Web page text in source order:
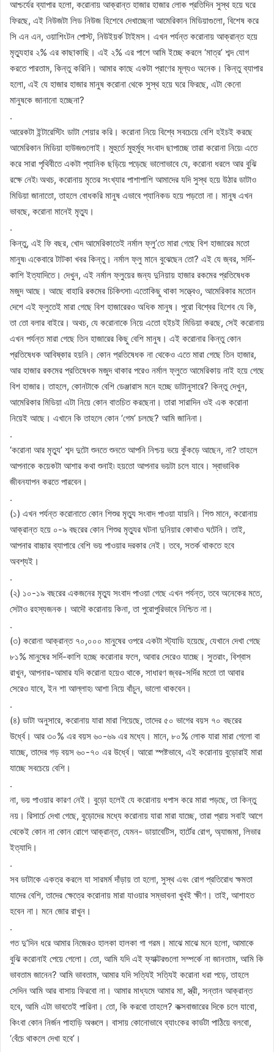
আশ্চর্যের ব্যাপার হলো, করোনায় আক্রান্ত হাজার হাজার লোক প্রতিদিন সুস্থ হয়ে ঘরে
ফিরছে, এই নিউজটা লিড নিউজ হিশেবে দেখাচ্ছেনা আমেরিকান মিডিয়াগুলো, বিশেষ করে
সি এন এন, ওয়াশিংটন পোস্ট, নিউইয়র্ক টাইমস। এখন পর্যন্ত করোনায় আক্রান্ত হয়ে
মৃত্যুহার ২% এর কাছাকাছি। এই ২% এর পাশে আমি ইচ্ছে করলে ‘মাত্র’ শব্দ যোগ
করতে পারতাম, কিন্তু করিনি। আমার কাছে একটা প্রাণের মূল্যও অনেক। কিন্তু ব্যাপার
হলো, এই যে হাজার হাজার মানুষ করোনা থেকে সুস্থ হয়ে ঘরে ফিরছে, এটা কেনো
মানুষকে জানানো হচ্ছেনা?
.
আরেকটা ইন্টারেস্টিং ডাটা শেয়ার করি। করোনা নিয়ে বিশ্বে সবচেয়ে বেশি হইচই করছে
আমেরিকান মিডিয়া হাউজগুলোই। মুহুর্তে মুহুর্মুহু সংবাদ ছাপাচ্ছে তারা করোনা নিয়ে৷ এতে
করে সারা পৃথিবীতে একটা প্যানিক ছড়িয়ে পড়েছে ভালোভাবে যে, করোনা ধরলে আর বুঝি
রক্ষে নেই৷ অথচ, করোনায় মৃতের সংখ্যার পাশাপাশি আমাদের যদি সুস্থ হয়ে উঠার ডাটাও
মিডিয়া জানাতো, তাহলে বোধকরি মানুষ এভাবে প্যানিকড হয়ে পড়তো না। মানুষ এখন
ভাবছে, করোনা মানেই মৃত্যু।
.
কিন্তু, এই ফি বছর, খোদ আমেরিকাতেই নর্মাল ফ্লু’তে মারা গেছে বিশ হাজারের মতো
মানুষ৷ একেবারে টাটকা খবর কিন্তু। নর্মাল ফ্লু মানে বুঝেছেন তো? এই যে জ্বর, সর্দি-
কাশি ইত্যাদিতে। দেখুন, এই নর্মাল ফ্লুয়ের জন্য দুনিয়ায় হাজার রকমের প্রতিষেধক
মজুদ আছে। আছে বাহারি রকমের চিকিৎসা৷ এতোকিছু থাকা সত্ত্বেও, আমেরিকার মতোন
দেশে এই ফ্লুতেই মারা গেছে বিশ হাজারেরও অধিক মানুষ। পুরো বিশ্বের হিশেব যে কি,
তা তো বলার বাইরে। অথচ, যে করোনাকে নিয়ে এতো হইচই মিডিয়া করছে, সেই করোনায়
এখন পর্যন্ত মারা গেছে তিন হাজারের কিছু বেশি মানুষ। এই করোনার কিন্তু কোন
প্রতিষেধক আবিষ্কার হয়নি। কোন প্রতিষেধক না থেকেও এতে মারা গেছে তিন হাজার,
আর হাজার রকমের প্রতিষেধক মজুদ থাকার পরেও নর্মাল ফ্লুতে আমেরিকায় নাই হয়ে গেছে
বিশ হাজার। তাহলে, কোনটাকে বেশি ডেঞ্জারাস মনে হচ্ছে ডাটানুসারে? কিন্তু দেখুন,
আমেরিকার মিডিয়া এটা নিয়ে কোন বাতচিত করছেনা। তারা সারাদিন ওই এক করোনা
নিয়েই আছে। এখানে কি তাহলে কোন ‘গেম’ চলছে? আমি জানিনা।
.
‘করোনা আর মৃত্যু’ শব্দ দুটো শুনতে শুনতে আপনি নিশ্চয় ভয়ে কুঁকড়ে আছেন, না? তাহলে
আপনাকে কয়েকটা আশার কথা শুনাই৷ হয়তো আপনার ভয়টা চলে যাবে। স্বাভাবিক
জীবনযাপন করতে পারবেন।
.
(১) এখন পর্যন্ত করোনাতে কোন শিশুর মৃত্যু সংবাদ পাওয়া যায়নি। শিশু মানে, করোনায়
আক্রান্ত হয়ে ০-৯ বছরের কোন শিশুর মৃত্যুর ঘটনা দুনিয়ার কোথাও ঘটেনি। তাই,
আপনার বাচ্চার ব্যাপারে বেশি ভয় পাওয়ার দরকার নেই। তবে, সতর্ক থাকতে হবে
অবশ্যই।
.
(২) ১০-১৯ বছরের একজনের মৃত্যু সংবাদ পাওয়া গেছে এখন পর্যন্ত, তবে অনেকের মতে,
সেটাও রহস্যজনক। আদৌ করোনায় কিনা, তা পুরোপুরিভাবে নিশ্চিত না।
.
(৩) করোনা আক্রান্ত ৭০,০০০ মানুষের ওপরে একটা স্ট্যাডি হয়েছে, যেখানে দেখা গেছে
৮১% মানুষের সর্দি-কাশি হচ্ছে করোনার ফলে, আবার সেরেও যাচ্ছে। সুতরাং, বিশ্বাস
রাখুন, আপনার-আমার যদি করোনা হয়েও থাকে, সাধারণ জ্বর-সর্দির মতো তা আবার
সেরেও যাবে, ইন শা আল্লাহ৷ আশা নিয়ে বাঁচুন, ভালো থাকবেন।
.
(৪) ডাটা অনুসারে, করোনায় যারা মারা গিয়েছে, তাদের ৫০ ভাগের বয়স ৭০ বছরের
উর্ধ্বে। আর ৩০% এর বয়স ৬০-৬৯ এর মধ্যে। মানে, ৮০% লোক যারা মারা গেলো বা
যাচ্ছে, তাদের গড় বয়স ৬০-৭০ এর উর্ধ্বে। আরো স্পষ্টভাবে, এই করোনায় বুড়োরাই মারা
যাচ্ছে সবচেয়ে বেশি।
.
না, ভয় পাওয়ার কারণ নেই। বুড়ো হলেই যে করোনায় ধপাস করে মারা পড়ছে, তা কিন্তু
নয়। রিসার্চে দেখা গেছে, বুড়োদের মধ্যে করোনায় যারা মারা যাচ্ছে, তারা প্রায় সবাই আগে
থেকেই কোন না কোন রোগে আক্রান্ত, যেমন- ডায়াবেটিস, হার্টের রোগ, অ্যাজমা, লিভার
ইত্যাদি।
.
সব ডাটাকে একত্র করলে যা সারমর্ম দাঁড়ায় তা হলো, সুস্থ এবং রোগ প্রতিরোধ ক্ষমতা
যাদের বেশি, তাদের ক্ষেত্রে করোনায় মারা যাওয়ার সম্ভাবনা খুবই ক্ষীণ। তাই, আশাহত
হবেন না। মনে জোর রাখুন।
.
গত দু’দিন ধরে আমার নিজেরও হালকা হালকা গা গরম। মাঝে মাঝে মনে হলো, আমাকে
বুঝি করোনাই পেয়ে গেলো। তো, আমি যদি এই ফ্যাক্টরগুলো সম্পর্কে না জানতাম, আমি কি
ভাবতাম জানেন? আমি ভাবতাম, আমার যদি সত্যিই সত্যিই করোনা ধরা পড়ে, তাহলে
সেদিন আমি আর বাসায় ফিরবো না। আমার মাধ্যমে আমার মা, স্ত্রী, সন্তান আক্রান্ত
হবে, আমি এটা ভাবতেই পারিনা। তো, কি করবো তাহলে? কক্সবাজারের দিকে চলে যাবো,
কিংবা কোন নির্জন পাহাড়ি অঞ্চলে। বাসায় কোনোভাবে ব্যাংকের কার্ডটা পাঠিয়ে বলবো,
‘বেঁচে থাকলে দেখা হবে’।